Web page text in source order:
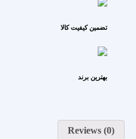
تضمین کیفیت کالا
بهترین برند
Reviews (0)